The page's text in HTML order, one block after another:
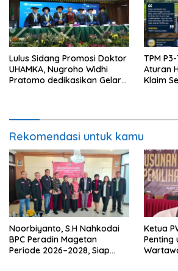
Lulus Sidang Promosi Doktor
UHAMKA, Nugroho Widhi
Pratomo dedikasikan Gelar
TPM
Aturan
Klaim
Rekomendasi untuk kamu
Noorbiyanto, S.H Nahkodai
BPC Peradin Magetan
Periode 2026–2028, Siap
Ketua
Penting